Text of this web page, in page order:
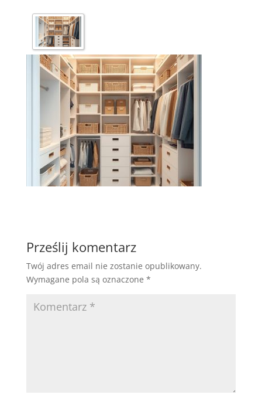
Prześlij komentarz
Twój adres email nie zostanie opublikowany.
Wymagane pola są oznaczone *